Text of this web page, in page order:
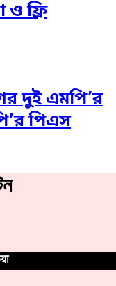
ও ফ্রি
দুই এমপি’র
পিএস